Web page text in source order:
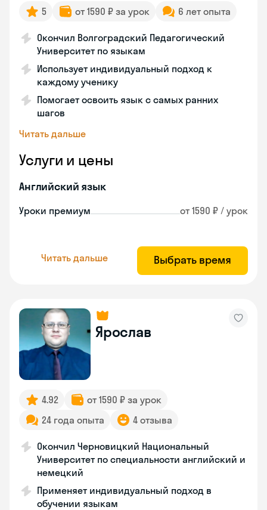
5 от 1590 ₽ за урок 6 лет опыта
Окончил Волгоградский Педагогический
Университет по языкам
Использует индивидуальный подход к
каждому ученику
Помогает освоить язык с самых ранних
шагов
Читать дальше
Услуги и цены
Английский язык
Уроки премиум от 1590 ₽ / урок
Читать дальше Выбрать время
Ярослав
4.92
от 1590 ₽ за урок
24 года опыта
4 отзыва
Окончил Черновицкий Национальный
Университет по специальности английский и
немецкий
Применяет индивидуальный подход в
обучении языкам